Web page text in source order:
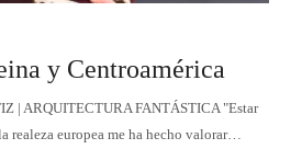
y Centroamérica
| ARQUITECTURA FANTÁSTICA "Estar
realeza europea me ha hecho valorar…